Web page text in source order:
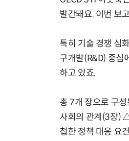
발간돼요. 이번 보
특히 기술 경쟁 심
구개발(R&D) 중심
하고 있죠.
총 7개 장으로 구
사회의 관계(3장)
첩한 정책 대응 요